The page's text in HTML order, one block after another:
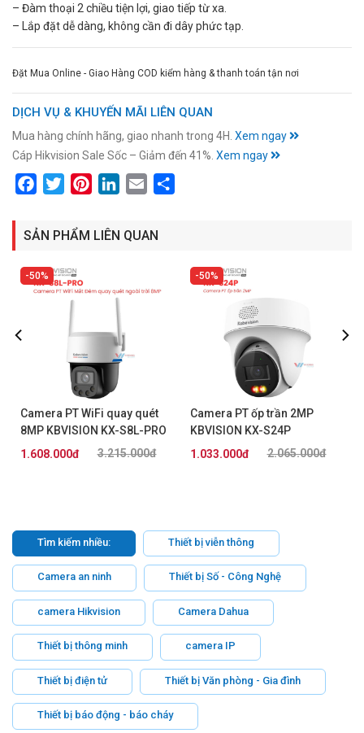
– Đàm thoại 2 chiều tiện lợi, giao tiếp từ xa.
– Lắp đặt dễ dàng, không cần đi dây phức tạp.
Đặt Mua Online - Giao Hàng COD kiểm hàng & thanh toán tận nơi
DỊCH VỤ & KHUYẾN MÃI LIÊN QUAN
Mua hàng chính hãng, giao nhanh trong 4H. Xem ngay
Cáp Hikvision Sale Sốc – Giảm đến 41%. Xem ngay
FacebookTwitterPinterestLinkedIn
Email
SẢN PHẨM LIÊN QUAN
50%
Camera PT WiFi quay quét
8MP KBVISION KX-S8L-PRO
3.215.000đ
1.608.000đ
50%
Camera PT ốp trần 2MP
KBVISION KX-S24P
2.065.000đ
1.033.000đ
Tìm kiếm nhiều: Thiết bị viễn thông
Camera an ninh Thiết bị Số - Công Nghệ
camera Hikvision Camera Dahua
Thiết bị thông minh camera IP
Thiết bị điện tử Thiết bị Văn phòng - Gia đình
Thiết bị báo động - báo cháy